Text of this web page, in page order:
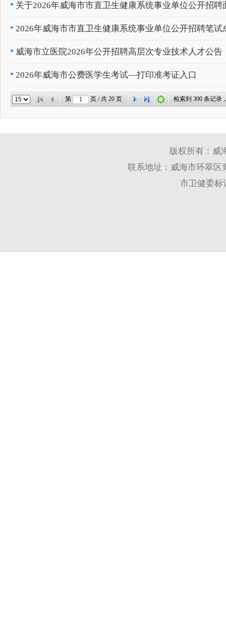
关于2026年威海市市直卫生健康系统事业单位公开招
2026年威海市市直卫生健康系统事业单位公开招聘笔试
威海市立医院2026年公开招聘高层次专业技术人才公告
2026年威海市公费医学生考试—打印准考证入口
第 页 / 共 20 页 检索到 300 条记录
版权所有：威
联系地址：威海市环翠区
市卫健委标